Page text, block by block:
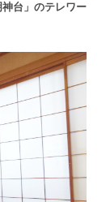
台」のテレワー